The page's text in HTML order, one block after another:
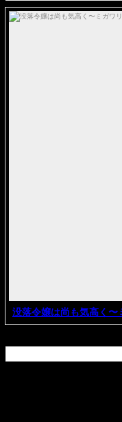
没落令嬢は尚も気高く〜